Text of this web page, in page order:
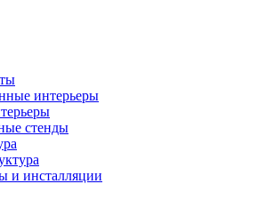
интерьеры
стенды
и инсталляции